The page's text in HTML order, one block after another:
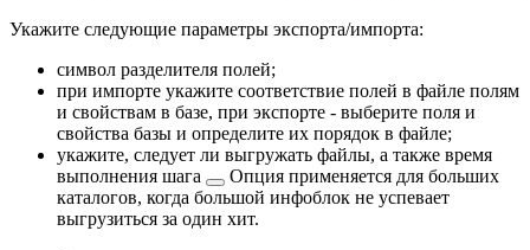
Укажите следующие параметры экспорта/импорта:
символ разделителя полей;
при импорте укажите соответствие полей в файле полям
и свойствам в базе, при экспорте - выберите поля и
свойства базы и определите их порядок в файле;
укажите, следует ли выгружать файлы, а также время
выполнения шага
Опция применяется для больших
каталогов, когда большой инфоблок не успевает
выгрузиться за один хит.